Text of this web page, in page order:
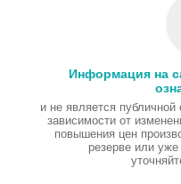
Информация на
и не является
зависимости от
повышения цен
резерве или